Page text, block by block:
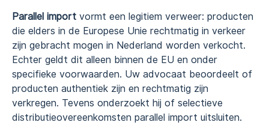
Parallel import vormt een legitiem verweer: producten
die elders in de Europese Unie rechtmatig in verkeer
zijn gebracht mogen in Nederland worden verkocht.
Echter geldt dit alleen binnen de EU en onder
specifieke voorwaarden. Uw advocaat beoordeelt of
producten authentiek zijn en rechtmatig zijn
verkregen. Tevens onderzoekt hij of selectieve
distributieovereenkomsten parallel import uitsluiten.